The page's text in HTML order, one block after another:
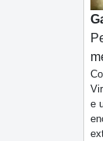
e